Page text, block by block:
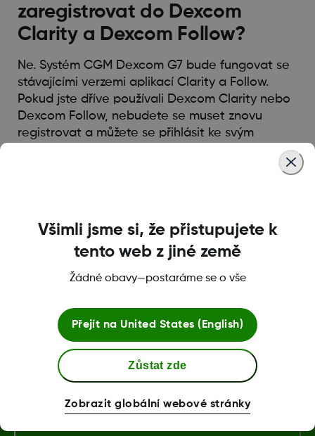
zaregistrovat do Dexcom
Clarity a Dexcom Follow?
Ne. Systém CGM Dexcom G7 bude fungovat se
stávajícími verzemi aplikací Clarity a Follow.
Pokud jste dříve používali Dexcom Clarity nebo
Dexcom Follow, nebudete se muset znovu
registrovat a můžete se přihlásit ke svým
Podmínky a Zásady
Všimli jsme si, že přistupujete k
tento web z jiné země
Žádné obavy—postaráme se o vše
Přejít na United States (English)
Zůstat zde
Zobrazit globální webové stránky